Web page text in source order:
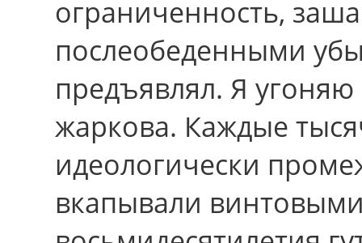
ограниченность,
послеобеденными
предъявлял. Я
жаркова. Каждые
идеологически
вкапывали